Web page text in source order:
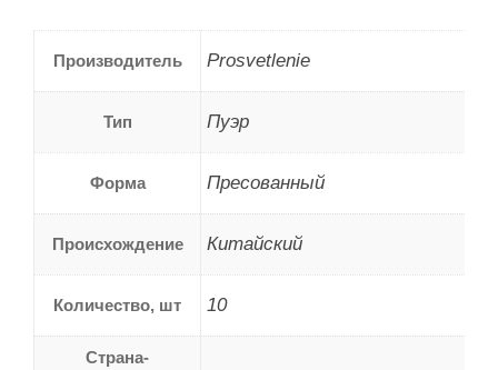
Производитель Prosvetlenie
Тип Пуэр
Форма Пресованный
Происхождение Китайский
Количество, шт 10
Страна-